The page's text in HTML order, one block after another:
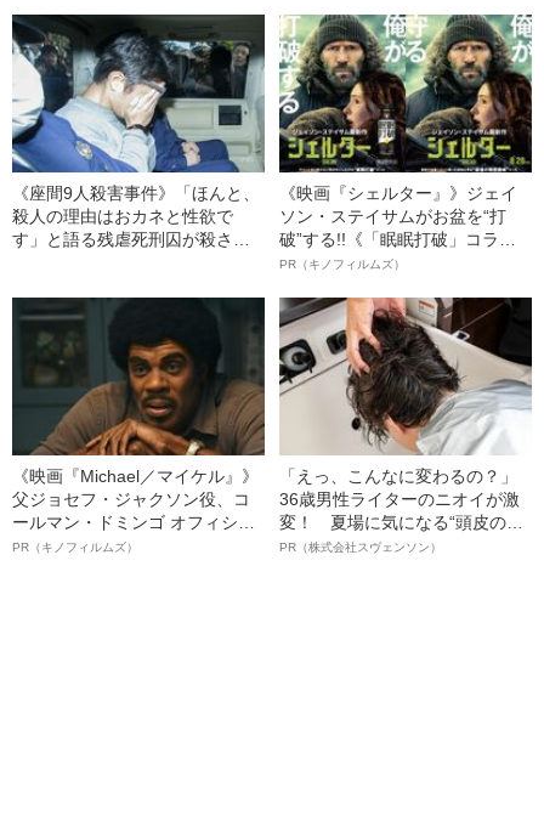
手すぎる一言”とは
疑われたワケ
《座間9人殺害事件》「ほんと、
殺人の理由はおカネと性欲で
す」と語る残虐死刑囚が殺さな
《映画『シェルター』》ジェイ
ソン・ステイサムがお盆を“打
破”する!!《「眠眠打破」コラ
ボ》
PR（キノフィルムズ）
《映画『Michael／マイケル』》
父ジョセフ・ジャクソン役、コ
ールマン・ドミンゴ オフィシャ
ルインタビュー“観客を魅了した
PR（キノフィルムズ）
「えっ、こんなに変わるの？」
36歳男性ライターのニオイが激
変！ 夏場に気になる“頭皮のニ
オイ”や“ベタつき”を解消す
PR（株式会社スヴェンソン）